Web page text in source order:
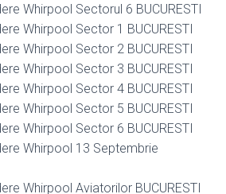
Whirpool Sectorul 6 BUCURESTI
Whirpool Sector 1 BUCURESTI
Whirpool Sector 2 BUCURESTI
Whirpool Sector 3 BUCURESTI
Whirpool Sector 4 BUCURESTI
Whirpool Sector 5 BUCURESTI
Whirpool Sector 6 BUCURESTI
Whirpool 13 Septembrie
Whirpool Aviatorilor BUCURESTI